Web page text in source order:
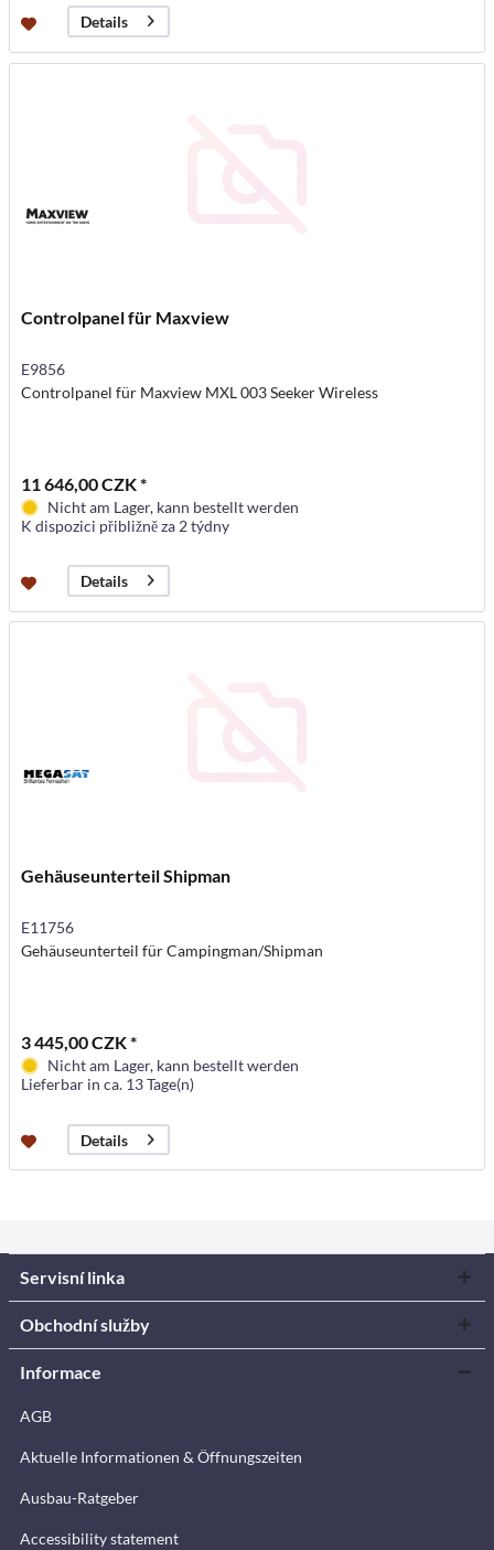
Details
Controlpanel für Maxview
E9856
Controlpanel für Maxview MXL 003 Seeker Wireless
11 646,00 CZK *
Nicht am Lager, kann bestellt werden
K dispozici přibližně za 2 týdny
Details
Gehäuseunterteil Shipman
E11756
Gehäuseunterteil für Campingman/Shipman
3 445,00 CZK *
Nicht am Lager, kann bestellt werden
Lieferbar in ca. 13 Tage(n)
Details
Servisní linka
Obchodní služby
Informace
AGB
Aktuelle Informationen & Öffnungszeiten
Ausbau-Ratgeber
Accessibility statement